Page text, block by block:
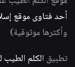
أحد فتاوى موقع
وأكثرها موثوقية)
تطبيق الكلم الطيب